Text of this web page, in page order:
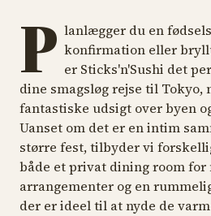
P lanlægger du en
konfirmation eller
er Sticks'n'Sushi det
dine smagsløg rejse til Tokyo,
fantastiske udsigt over byen
Uanset om det er en intim
større fest, tilbyder vi
både et privat dining room for
arrangementer og en
der er ideel til at nyde de